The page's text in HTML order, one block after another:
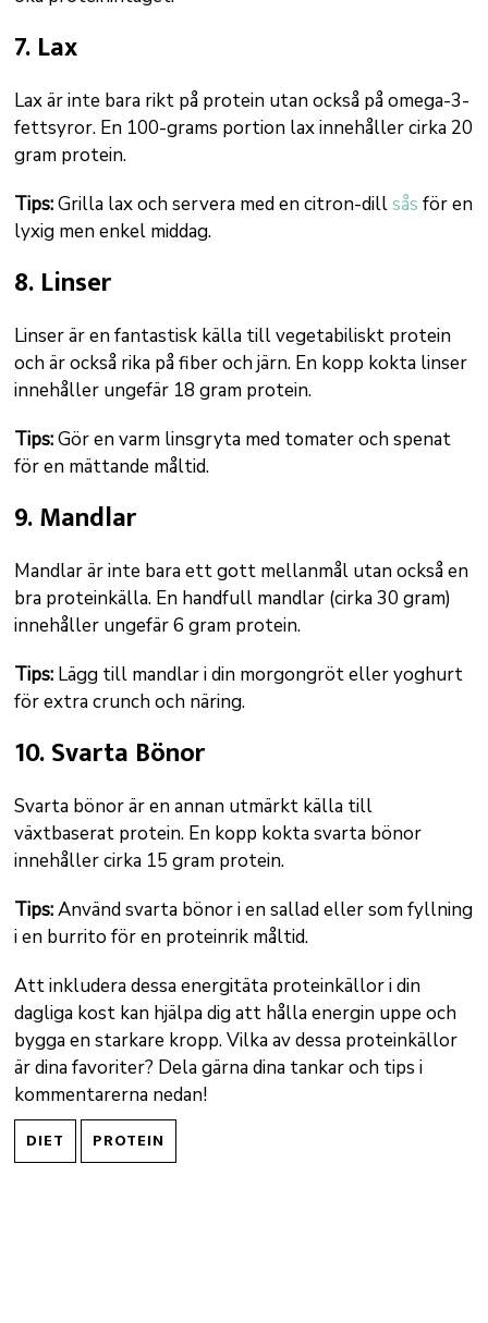
7. Lax
Lax är inte bara rikt på protein utan också på omega-3-
fettsyror. En 100-grams portion lax innehåller cirka 20
gram protein.
Tips:Grilla lax och servera med en citron-dillsås för en
lyxig men enkel middag.
8. Linser
Linser är en fantastisk källa till vegetabiliskt protein
och är också rika på fiber och järn. En kopp kokta linser
innehåller ungefär 18 gram protein.
Tips:Gör en varm linsgryta med tomater och spenat
för en mättande måltid.
9. Mandlar
Mandlar är inte bara ett gott mellanmål utan också en
bra proteinkälla. En handfull mandlar (cirka 30 gram)
innehåller ungefär 6 gram protein.
Tips: Lägg till mandlar i din morgongröt eller yoghurt
för extra crunch och näring.
10. Svarta Bönor
Svarta bönor är en annan utmärkt källa till
växtbaserat protein. En kopp kokta svarta bönor
innehåller cirka 15 gram protein.
Tips:Använd svarta bönor i en sallad eller som fyllning
i en burrito för en proteinrik måltid.
Att inkludera dessa energitäta proteinkällor i din
dagliga kost kan hjälpa dig att hålla energin uppe och
bygga en starkare kropp. Vilka av dessa proteinkällor
är dina favoriter? Dela gärna dina tankar och tips i
kommentarerna nedan!
DIET PROTEIN